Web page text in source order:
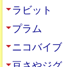
ラビット
プラム
ニコバイブ